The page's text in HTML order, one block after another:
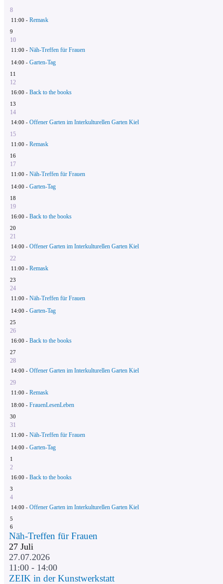
8
11:00 - Remask
9
10
11:00 - Näh-Treffen für Frauen
14:00 - Garten-Tag
11
12
16:00 - Back to the books
13
14
14:00 - Offener Garten im Interkulturellen Garten Kiel
15
11:00 - Remask
16
17
11:00 - Näh-Treffen für Frauen
14:00 - Garten-Tag
18
19
16:00 - Back to the books
20
21
14:00 - Offener Garten im Interkulturellen Garten Kiel
22
11:00 - Remask
23
24
11:00 - Näh-Treffen für Frauen
14:00 - Garten-Tag
25
26
16:00 - Back to the books
27
28
14:00 - Offener Garten im Interkulturellen Garten Kiel
29
11:00 - Remask
18:00 - FrauenLesenLeben
30
31
11:00 - Näh-Treffen für Frauen
14:00 - Garten-Tag
1
2
16:00 - Back to the books
3
4
14:00 - Offener Garten im Interkulturellen Garten Kiel
5
6
Näh-Treffen für Frauen
27 Juli
27.07.2026
11:00 - 14:00
ZEIK in der Kunstwerkstatt